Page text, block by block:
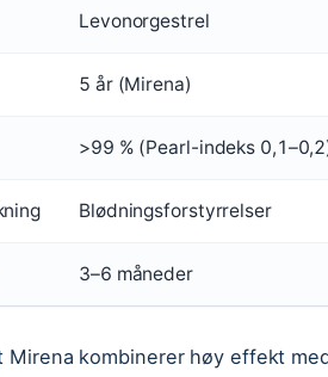
Levonorgestrel
5 år (Mirena)
>99 % (Pearl-indeks
Blødningsforstyrrelser
3–6 måneder
Mirena kombinerer høy effekt